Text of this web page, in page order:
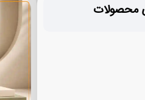
محصولات